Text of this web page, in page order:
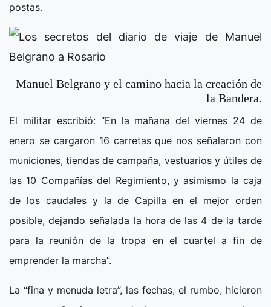
postas.
Manuel Belgrano y el camino hacia la creación de
la Bandera.
El militar escribió: “En la mañana del viernes 24 de
enero se cargaron 16 carretas que nos señalaron con
municiones, tiendas de campaña, vestuarios y útiles de
las 10 Compañías del Regimiento, y asimismo la caja
de los caudales y la de Capilla en el mejor orden
posible, dejando señalada la hora de las 4 de la tarde
para la reunión de la tropa en el cuartel a fin de
emprender la marcha”.
La “fina y menuda letra”, las fechas, el rumbo, hicieron